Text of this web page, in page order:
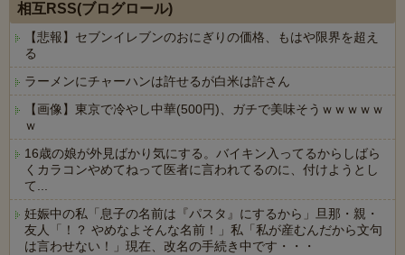
相互RSS(ブログロール)
【悲報】セブンイレブンのおにぎりの価格、もはや限界を超え
る
ラーメンにチャーハンは許せるが白米は許さん
【画像】東京で冷やし中華(500円)、ガチで美味そうｗｗｗｗｗ
ｗ
16歳の娘が外見ばかり気にする。バイキン入ってるからしばら
くカラコンやめてねって医者に言われてるのに、付けようとし
て...
妊娠中の私「息子の名前は『パスタ』にするから」旦那・親・
友人「！？ やめなよそんな名前！」私「私が産むんだから文句
は言わせない！」現在、改名の手続き中です・・・